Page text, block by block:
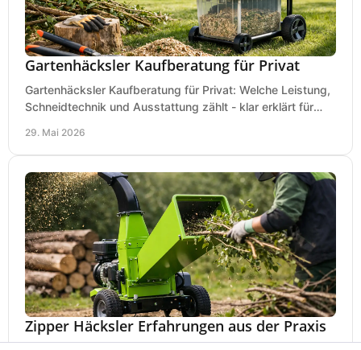
Gartenhäcksler Kaufberatung für Privat
Gartenhäcksler Kaufberatung für Privat: Welche Leistung,
Schneidtechnik und Ausstattung zählt - klar erklärt für
29. Mai 2026
Zipper Häcksler Erfahrungen aus der Praxis